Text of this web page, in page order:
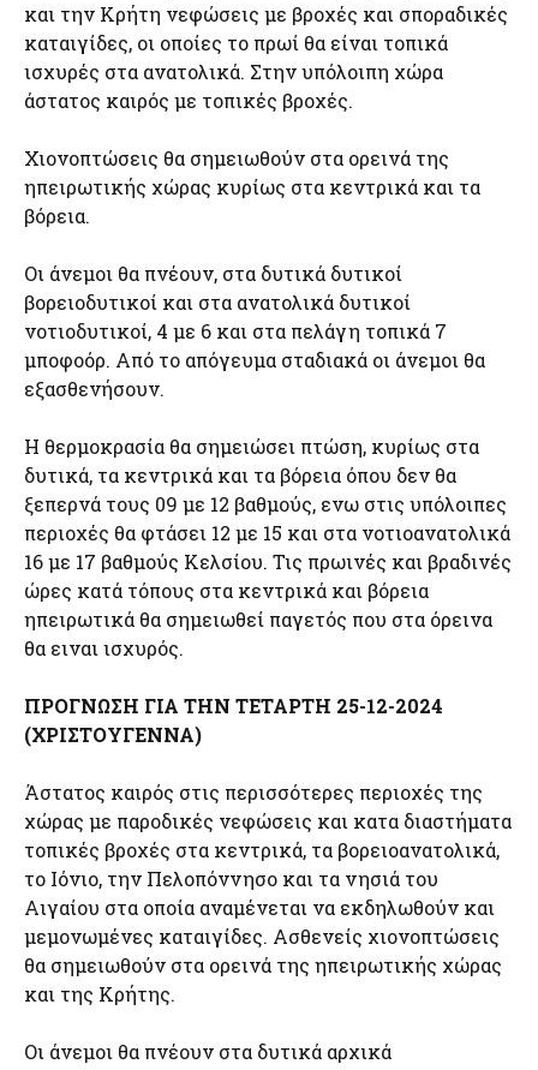
και την Κρήτη νεφώσεις με βροχές και σποραδικές
καταιγίδες, οι οποίες το πρωί θα είναι τοπικά
ισχυρές στα ανατολικά. Στην υπόλοιπη χώρα
άστατος καιρός με τοπικές βροχές.
Χιονοπτώσεις θα σημειωθούν στα ορεινά της
ηπειρωτικής χώρας κυρίως στα κεντρικά και τα
βόρεια.
Οι άνεμοι θα πνέουν, στα δυτικά δυτικοί
βορειοδυτικοί και στα ανατολικά δυτικοί
νοτιοδυτικοί, 4 με 6 και στα πελάγη τοπικά 7
μποφοόρ. Από το απόγευμα σταδιακά οι άνεμοι θα
εξασθενήσουν.
Η θερμοκρασία θα σημειώσει πτώση, κυρίως στα
δυτικά, τα κεντρικά και τα βόρεια όπου δεν θα
ξεπερνά τους 09 με 12 βαθμούς, ενω στις υπόλοιπες
περιοχές θα φτάσει 12 με 15 και στα νοτιοανατολικά
16 με 17 βαθμούς Κελσίου. Τις πρωινές και βραδινές
ώρες κατά τόπους στα κεντρικά και βόρεια
ηπειρωτικά θα σημειωθεί παγετός που στα όρεινα
θα ειναι ισχυρός.
ΠΡΟΓΝΩΣΗ ΓΙΑ ΤΗΝ ΤΕΤΑΡΤΗ 25-12-2024
(ΧΡΙΣΤΟΥΓΕΝΝΑ)
Άστατος καιρός στις περισσότερες περιοχές της
χώρας με παροδικές νεφώσεις και κατα διαστήματα
τοπικές βροχές στα κεντρικά, τα βορειοανατολικά,
το Ιόνιο, την Πελοπόννησο και τα νησιά του
Αιγαίου στα οποία αναμένεται να εκδηλωθούν και
μεμονωμένες καταιγίδες. Ασθενείς χιονοπτώσεις
θα σημειωθούν στα ορεινά της ηπειρωτικής χώρας
και της Κρήτης.
Οι άνεμοι θα πνέουν στα δυτικά αρχικά